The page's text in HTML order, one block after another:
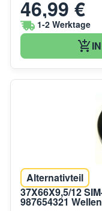
46,99 €
1-2 Werktage
Alternativteil
37X66X9,5/12
987654321